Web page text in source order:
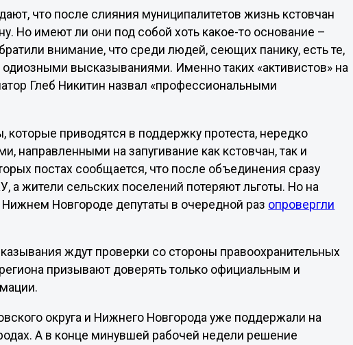
что после слияния муниципалитетов жизнь кстовчан
Но имеют ли они под собой хоть какое-то основание –
внимание, что среди людей, сеющих панику, есть те,
высказываниями. Именно таких «активистов» на
Глеб Никитин назвал «профессиональными
которые приводятся в поддержку протеста, нередко
направленными на запугивание как кстовчан, так и
постах сообщается, что после объединения сразу
а жители сельских поселений потеряют льготы. Но на
Новгороде депутаты в очередной раз опровергли
ждут проверки со стороны правоохранительных
призывают доверять только официальным и
округа и Нижнего Новгорода уже поддержали на
А в конце минувшей рабочей недели решение